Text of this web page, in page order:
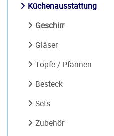
Küchenausstattung
Geschirr
Gläser
Töpfe / Pfannen
Besteck
Sets
Zubehör